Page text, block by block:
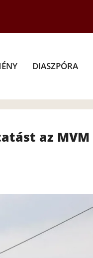
DIASZPÓRA
az MVM